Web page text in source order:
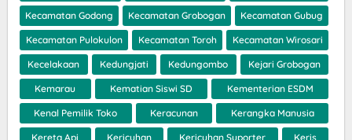
Kecamatan Godong Kecamatan Grobogan Kecamatan Gubug
Kecamatan Pulokulon Kecamatan Toroh Kecamatan Wirosari
Kecelakaan Kedungjati Kedungombo Kejari Grobogan
Kemarau Kematian Siswi SD Kementerian ESDM
Kenal Pemilik Toko Keracunan Kerangka Manusia
Kereta Api Kericuhan Kericuhan Suporter Keris